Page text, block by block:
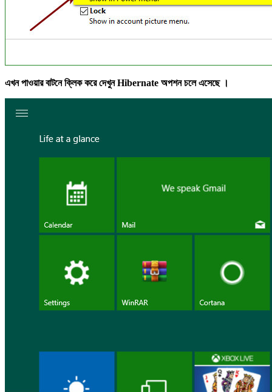
এখন পাওয়ার বাটনে ক্লিক করে দেখুন Hibernate অপশন চলে এসেছে ।